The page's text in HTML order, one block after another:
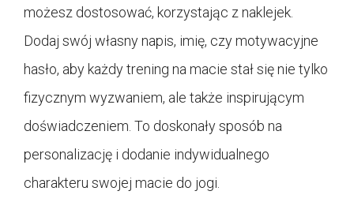
możesz dostosować, korzystając z naklejek.
Dodaj swój własny napis, imię, czy motywacyjne
hasło, aby każdy trening na macie stał się nie tylko
fizycznym wyzwaniem, ale także inspirującym
doświadczeniem. To doskonały sposób na
personalizację i dodanie indywidualnego
charakteru swojej macie do jogi.